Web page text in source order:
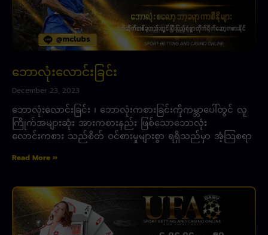
ဘောလုံးလောင်းခြင်း
December 23, 2023
ဘောလုံးလောင်းခြင်း ၊ ဘောလုံးကစားခြင်းကိုကမ္ဘာပေါ်တွင် လူ
ကြိုက်အများဆုံး အားကစားနည်း ဖြစ်သောဘောလုံး
လောင်းကစား သည်စိတ် ဝင်စားမှုများစွာ ရရှိသည်မှာ အံ့သြစရာ
Read More »